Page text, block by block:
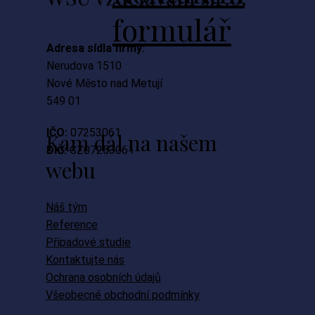
formulář
Adresa sídla firmy:
Nerudova 1510
Nové Město nad Metují
549 01
IČO: 07253061
DIČ:CZ07253061
Kam dál na našem
webu
Náš tým
Reference
Případové studie
Kontaktujte nás
Ochrana osobních údajů
Všeobecné obchodní podmínky